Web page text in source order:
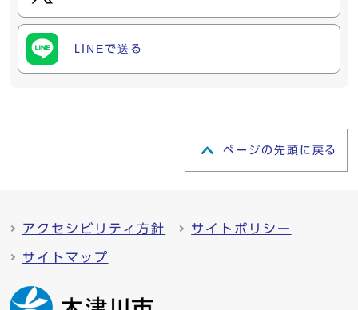
LINEで送る
ページの先頭に戻る
アクセシビリティ方針 サイトポリシー
サイトマップ